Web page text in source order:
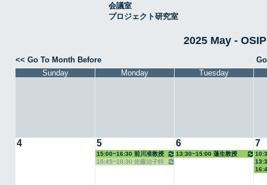
会議室
プロジェクト研究室
2025 May -
<< Go To Month Before
Sunday
Monday Tuesday
4 5
15:00~16:30 前川准教授
16:45~18:30 佐藤治子特
6
13:30~15:00 蓮生教授
7
授